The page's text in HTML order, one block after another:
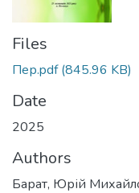
Files
Пер.pdf(845.96 KB)
Date
2025
Authors
Барат, Юрій